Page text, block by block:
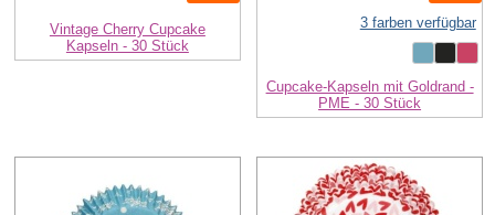
Vintage Cherry Cupcake
Kapseln - 30 Stück
3 farben verfügbar
Cupcake-Kapseln mit Goldrand -
PME - 30 Stück